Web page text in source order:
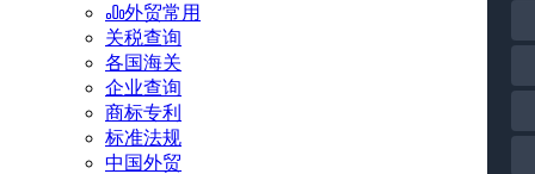
外贸常用
关税查询
各国海关
企业查询
商标专利
标准法规
中国外贸